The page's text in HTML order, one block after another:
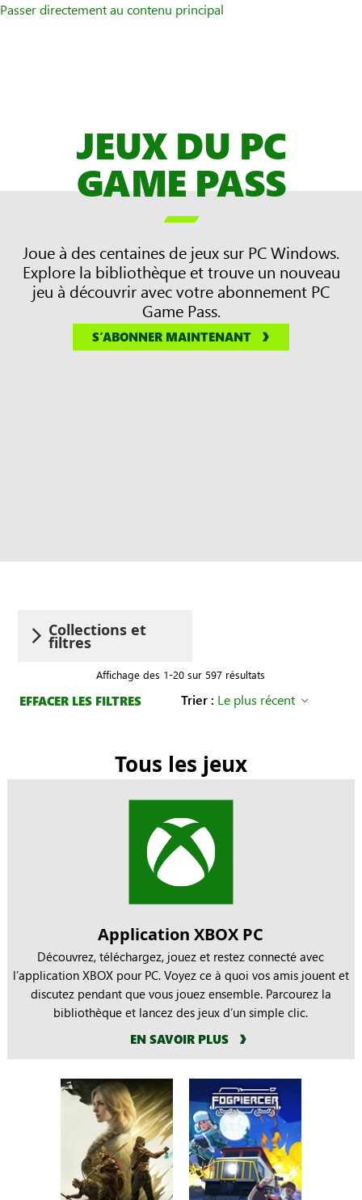
Passer directement au contenu principal
JEUX DU PC
GAME PASS

Joue à des centaines de jeux sur PC Windows.
Explore la bibliothèque et trouve un nouveau
jeu à découvrir avec votre abonnement PC
Game Pass.
S’ABONNER MAINTENANT
Collections et
filtres
Tous les jeux
Affichage des 1-20 sur 597 résultats
EFFACER LES FILTRES Trier : Le plus récent
Application XBOX PC
Découvrez, téléchargez, jouez et restez connecté avec
l’application XBOX pour PC. Voyez ce à quoi vos amis jouent et
discutez pendant que vous jouez ensemble. Parcourez la
bibliothèque et lancez des jeux d’un simple clic.
EN SAVOIR PLUS